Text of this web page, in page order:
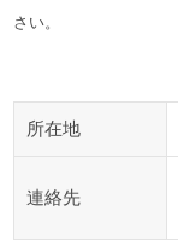
さい。
所在地
連絡先